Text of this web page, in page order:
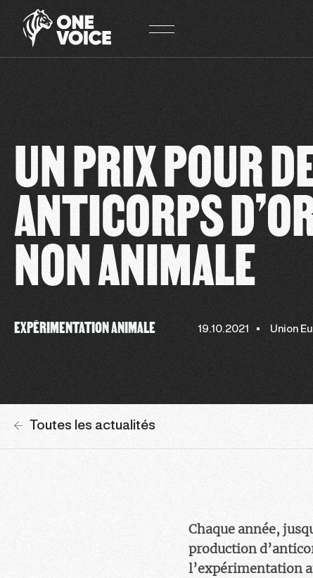
UN PRIX POUR
ANTICORPS
NON ANIMALE
EXPÉRIMENTATION ANIMALE 19.10.2021 Union
Toutes les actualités
Chaque année,
production
l’expérimentation